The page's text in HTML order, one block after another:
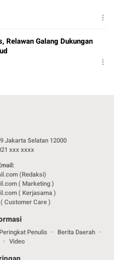
Relawan Galang Dukungan
Jakarta Selatan 12000
xxx xxxx
(Redaksi)
( Marketing )
( Kerjasama )
Customer Care )
Peringkat Penulis
Berita Daerah
Video